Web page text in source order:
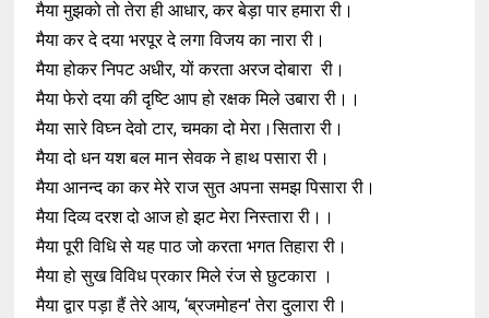
मैया मुझको तो तेरा ही आधार, कर बेड़ा पार हमारा री।
मैया कर दे दया भरपूर दे लगा विजय का नारा री।
मैया होकर निपट अधीर, यों करता अरज दोबारा री।
मैया फेरो दया की दृष्टि आप हो रक्षक मिले उबारा री।।
मैया सारे विघ्न देवो टार, चमका दो मेरा।सितारा री।
मैया दो धन यश बल मान सेवक ने हाथ पसारा री।
मैया आनन्द का कर मेरे राज सुत अपना समझ पिसारा री।
मैया दिव्य दरश दो आज हो झट मेरा निस्तारा री।।
मैया पूरी विधि से यह पाठ जो करता भगत तिहारा री।
मैया हो सुख विविध प्रकार मिले रंज से छुटकारा ।
मैया द्वार पड़ा हैं तेरे आय, ‘ब्रजमोहन' तेरा दुलारा री।